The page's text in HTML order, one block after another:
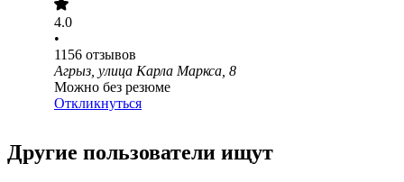
4.0
•
1156 отзывов
Агрыз, улица Карла Маркса, 8
Можно без резюме
Откликнуться
Другие пользователи ищут